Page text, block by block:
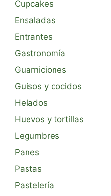
Cupcakes
Ensaladas
Entrantes
Gastronomía
Guarniciones
Guisos y cocidos
Helados
Huevos y tortillas
Legumbres
Panes
Pastas
Pastelería